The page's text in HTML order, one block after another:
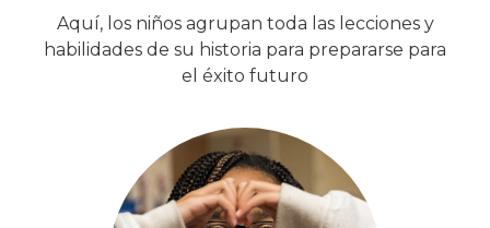
Aquí, los niños agrupan toda las lecciones y
habilidades de su historia para prepararse para
el éxito futuro